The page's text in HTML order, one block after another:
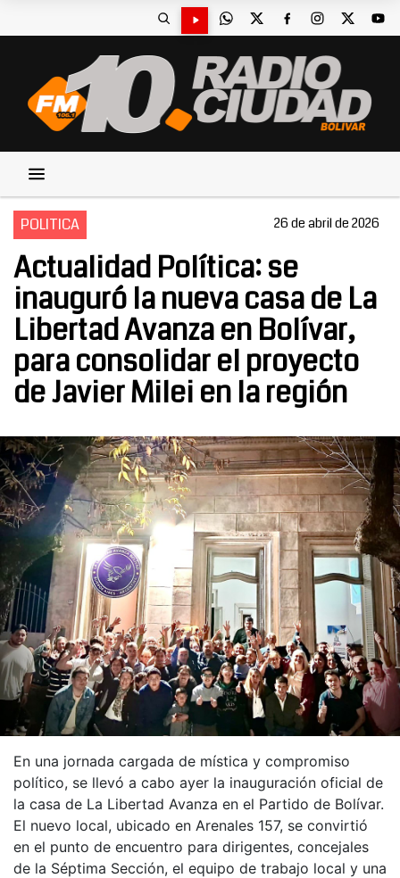
POLITICA 26 de abril de 2026
Actualidad Política: se
inauguró la nueva casa de La
Libertad Avanza en Bolívar,
para consolidar el proyecto
de Javier Milei en la región
En una jornada cargada de mística y compromiso
político, se llevó a cabo ayer la inauguración oficial de
la casa de La Libertad Avanza en el Partido de Bolívar.
El nuevo local, ubicado en Arenales 157, se convirtió
en el punto de encuentro para dirigentes, concejales
de la Séptima Sección, el equipo de trabajo local y una